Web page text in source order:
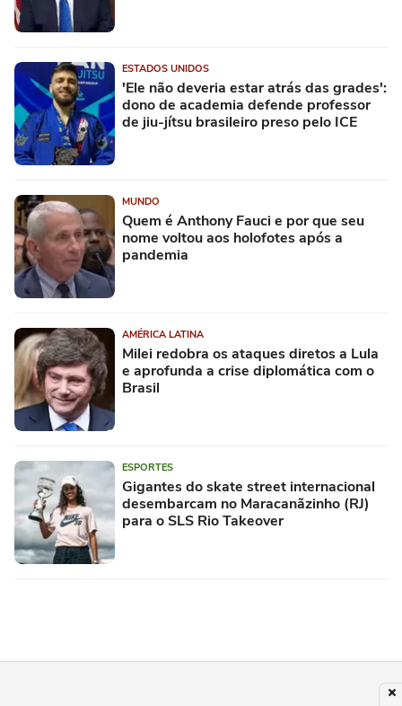
ESTADOS UNIDOS
'Ele não deveria estar atrás das grades':
dono de academia defende professor
de jiu-jítsu brasileiro preso pelo ICE
MUNDO
Quem é Anthony Fauci e por que seu
nome voltou aos holofotes após a
pandemia
AMÉRICA LATINA
Milei redobra os ataques diretos a Lula
e aprofunda a crise diplomática com o
Brasil
ESPORTES
Gigantes do skate street internacional
desembarcam no Maracanãzinho (RJ)
para o SLS Rio Takeover